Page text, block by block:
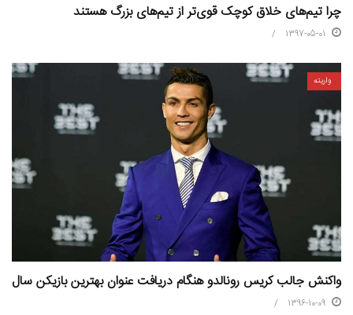
چرا تیم‌های خلاق کوچک قوی‌تر از تیم‌های بزرگ هستند
1397-05-01
واریته
واکنش جالب کریس رونالدو هنگام دریافت عنوان بهترین بازیکن سال
1396-10-09